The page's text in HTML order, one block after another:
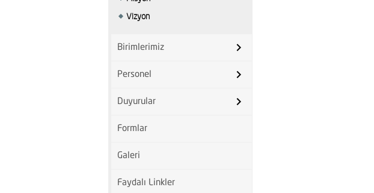
Vizyon
Birimlerimiz keyboard_arrow_right
Personel keyboard_arrow_right
Duyurular keyboard_arrow_right
Formlar
Galeri
Faydalı Linkler